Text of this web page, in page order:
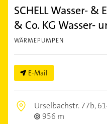
SCHELL Wasser-
& Co. KG Wasser-
WÄRMEPUMPEN
E-Mail
Urselbachstr. 77b,
956 m